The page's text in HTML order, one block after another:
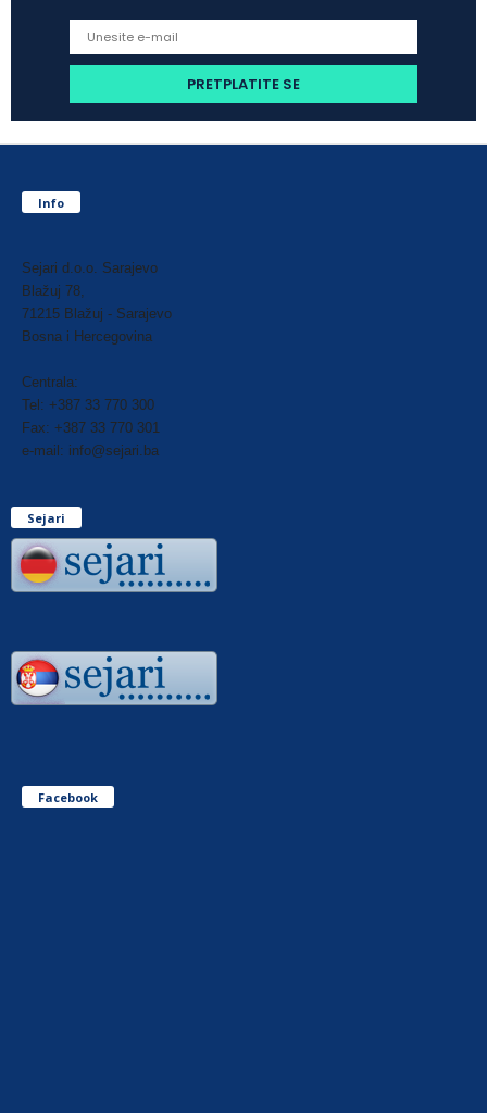
Info
Sejari d.o.o. Sarajevo
Blažuj 78,
71215 Blažuj - Sarajevo
Bosna i Hercegovina
Centrala:
Tel: +387 33 770 300
Fax: +387 33 770 301
e-mail: info@sejari.ba
Sejari
Facebook